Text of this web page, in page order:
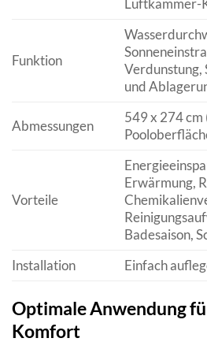
Luftkammer-
Funktion
Verdunstung,
und
Abmessungen
549 x 274 cm
Vorteile
Erwärmung,
Badesaison,
Installation
Einfach
Optimale Anwendung
Komfort